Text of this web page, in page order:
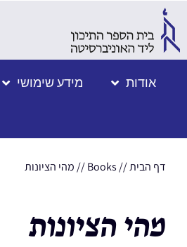
אודות מידע שימושי
דף הבית//
Books
// מהי הציונות
מהי הציונות